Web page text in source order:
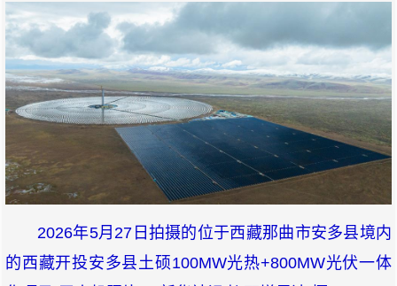
2026年5月27日拍摄的位于西藏那曲市安多县境内
的西藏开投安多县土硕100MW光热+800MW光伏一体